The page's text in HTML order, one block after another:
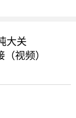
大关
视频）